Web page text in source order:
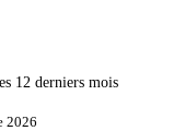
12 derniers mois
2026